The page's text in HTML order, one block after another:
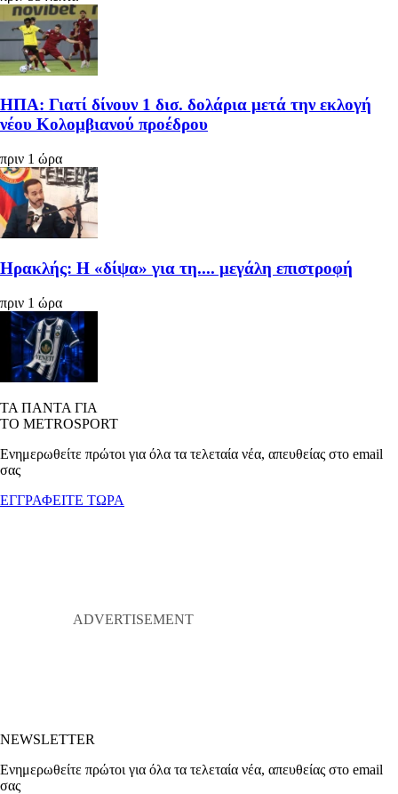
ΗΠΑ: Γιατί δίνουν 1 δισ. δολάρια μετά την εκλογή
νέου Κολομβιανού προέδρου
πριν 1 ώρα
Ηρακλής: Η «δίψα» για τη.... μεγάλη επιστροφή
πριν 1 ώρα
ΤΑ ΠΑΝΤΑ ΓΙΑ
ΤΟ METROSPORT
Ενημερωθείτε πρώτοι για όλα τα τελεταία νέα, απευθείας στο email
σας
ΕΓΓΡΑΦΕΙΤΕ ΤΩΡΑ
NEWSLETTER
Ενημερωθείτε πρώτοι για όλα τα τελεταία νέα, απευθείας στο email
σας